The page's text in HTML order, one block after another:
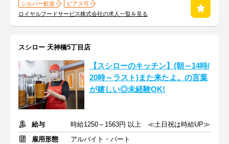
シルバー歓迎
ピアス可
ロイヤルフードサービス株式会社の求人一覧を見る
スシロー 天神橋5丁目店
【スシローのキッチン】(朝～14時/
20時～ラスト)また来たよ。の言葉
が嬉しい◎未経験OK!
給与
時給1250～1563円 以上 ≪土日祝は時給UP≫
雇用形態
アルバイト・パート